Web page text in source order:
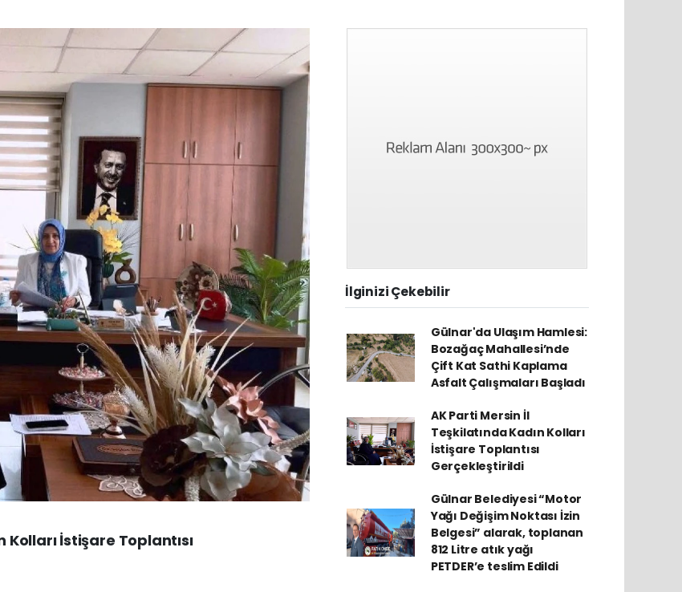
Kolları İstişare Toplantısı
İlginizi Çekebilir
Gülnar'da Ulaşım Hamlesi:
Bozağaç Mahallesi’nde
Çift Kat Sathi Kaplama
Asfalt Çalışmaları Başladı
AK Parti Mersin İl
Teşkilatında Kadın Kolları
İstişare Toplantısı
Gerçekleştirildi
Gülnar Belediyesi “Motor
Yağı Değişim Noktası İzin
Belgesi” alarak, toplanan
812 Litre atık yağı
PETDER’e teslim Edildi